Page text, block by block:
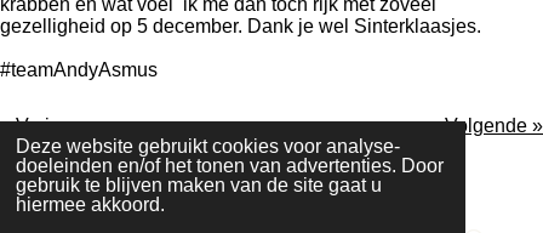
Deze website gebruikt cookies voor analyse-
doeleinden en/of het tonen van advertenties. Door
gebruik te blijven maken van de site gaat u
hiermee akkoord.
krabben en wat voel ik me dan toch rijk met zoveel
gezelligheid op 5 december. Dank je wel Sinterklaasjes.
#teamAndyAsmus
«Vorige Volgende »
D
e
l
D
e
e
S
h
a
D
e
l
Powered byJouwWeb